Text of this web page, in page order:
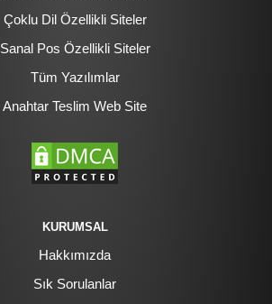
Çoklu Dil Özellikli Siteler
Sanal Pos Özellikli Siteler
Tüm Yazılımlar
Anahtar Teslim Web Site
KURUMSAL
Hakkımızda
Sık Sorulanlar